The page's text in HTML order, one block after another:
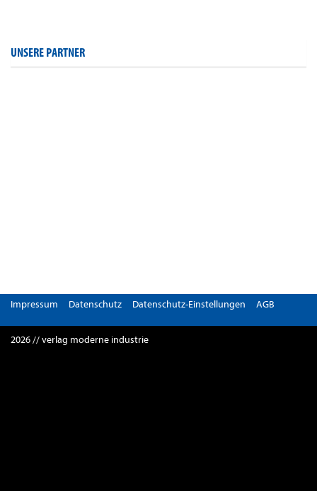
UNSERE PARTNER
Impressum Datenschutz Datenschutz-Einstellungen AGB
2026 // verlag moderne industrie